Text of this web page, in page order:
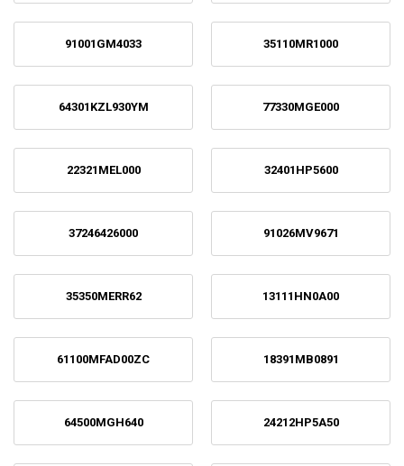
91001GM4033 35110MR1000
64301KZL930YM 77330MGE000
22321MEL000 32401HP5600
37246426000 91026MV9671
35350MERR62 13111HN0A00
61100MFAD00ZC 18391MB0891
64500MGH640 24212HP5A50